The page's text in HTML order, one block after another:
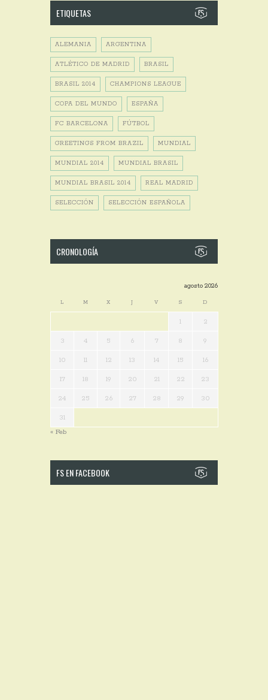
ETIQUETAS
ALEMANIA ARGENTINA
ATLÉTICO DE MADRID BRASIL
BRASIL 2014 CHAMPIONS LEAGUE
COPA DEL MUNDO ESPAÑA
FC BARCELONA FÚTBOL
GREETINGS FROM BRAZIL MUNDIAL
MUNDIAL 2014 MUNDIAL BRASIL
MUNDIAL BRASIL 2014 REAL MADRID
SELECCIÓN SELECCIÓN ESPAÑOLA
CRONOLOGÍA
agosto 2026
L M X J V S D
1 2
3 4 5 6 7 8 9
10 11 12 13 14 15 16
17 18 19 20 21 22 23
24 25 26 27 28 29 30
31
« Feb
FS EN FACEBOOK